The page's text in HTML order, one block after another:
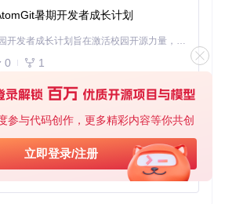
参与代码创作，更多精彩内容等你共创
立即登录/注册
关节（J1-J2）采用高精度行星齿轮箱
端关节则使用高弹性皮带传动减少冲击
系统定位精度达到±0.1mm，同时保证
操作的灵活性。
构细节，展示了高精度行星齿轮箱和模
用航空级铝合金和碳纤维复合材料，O
，却能实现6kg的峰值负载能力，重
的0.9kg/KW。轻量化设计不仅降低了
度和动态响应性能。
暑期开发者成长计划
「源启盛夏」暑期校园开发者成长计划旨在激活校园开源力量，通过积分激励、认证扶持、资源倾斜等形式，引导高校组织和开发者完成「入驻 — 建项目 — 做贡献 — 获认证 — 得资源」的完整闭环。无论你是想带领社团入驻平台的组织者，还是希望用代码贡献证明自己的开发者，都能在这里找到属于你的成长路径。
0 1
基于Python的Xiaozhi AI，适用于想要完整Xiaozhi体验而无需拥有专用硬件的用户。
1